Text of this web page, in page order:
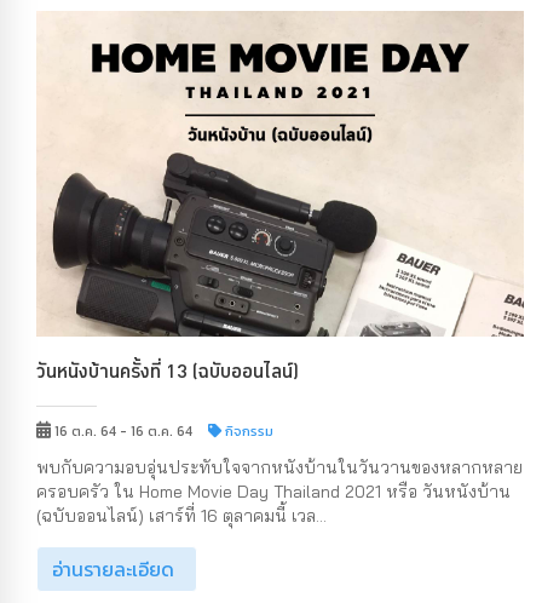
วันหนังบ้านครั้งที่ 13 (ฉบับออนไลน์)
16 ต.ค. 64 - 16 ต.ค. 64 กิจกรรม
พบกับความอบอุ่นประทับใจจากหนังบ้านในวันวานของหลากหลาย
ครอบครัว ใน Home Movie Day Thailand 2021 หรือ วันหนังบ้าน
(ฉบับออนไลน์) เสาร์ที่ 16 ตุลาคมนี้ เวล...
อ่านรายละเอียด